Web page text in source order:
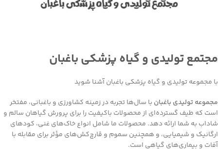
مجتمع تولیدی و گیاه پزشکی باغبان
با مجموعه تولیدی و گیاه پزشکی باغبان آشنا شوید
مجموعه تولیدی باغبان با سال‌ها تجربه در زمینه کشاورزی و باغبانی، مفتخر
است که طیف گسترده‌ای از محصولات باکیفیت را برای پرورش گیاهان سالم و
شاداب به شما ارائه دهد. محصولات ما شامل انواع خاک‌های غنی، کودهای
ارگانیک و شیمیایی، و همچنین سموم و قارچ‌کش‌های مؤثر برای مقابله با
آفات و بیماری‌های گیاهی است.